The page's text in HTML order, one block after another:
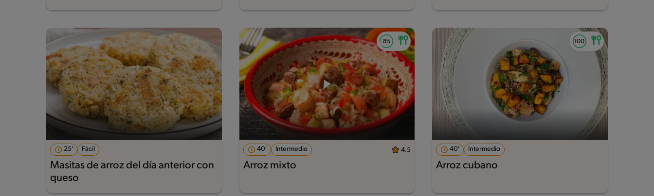
25' Fácil
Masitas de arroz del día anterior con
queso
40' Intermedio 4.5
Arroz mixto
40' Intermedio
Arroz cubano